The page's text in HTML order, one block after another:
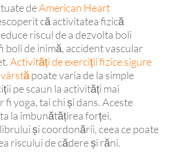
deAmerican Heart
că activitatea fizică
riscul de a dezvolta boli
boli de inimă, accident vascular
Activități de exerciții fizice sigure
poate varia de la simple
pe scaun la activități mai
fi yoga, tai chi și dans. Aceste
la îmbunătățirea forței,
și coordonării, ceea ce poate
riscului de cădere și răni.